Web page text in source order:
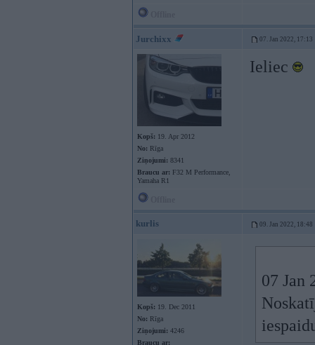
Jurchixx 07. Jan 2022, 17:13
Kopš: 19. Apr 2012
No: Rīga
Ziņojumi: 8341
Braucu ar: F32 M Performance,
Yamaha R1
Ieliec
kurlis 09. Jan 2022, 18:48
Kopš: 19. Dec 2011
No: Rīga
Ziņojumi: 4246
Braucu ar:
07 Jan